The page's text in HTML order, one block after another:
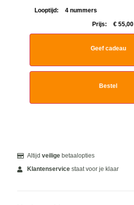
Looptijd:
4 nummers
Prijs:
€ 55,00
Geef cadeau
Bestel
Altijd veilige betaalopties
Klantenservice staat voor je klaar